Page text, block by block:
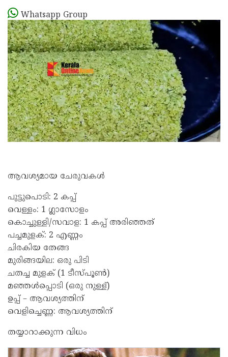
Whatsapp Group
ആവശ്യമായ ചേരുവകൾ
പുട്ടുപൊടി: 2 കപ്പ്
വെള്ളം: 1 ഗ്ലാസോളം
കൊച്ചുള്ളി/സവാള: 1 കപ്പ് അരിഞ്ഞത്
പച്ചമുളക്: 2 എണ്ണം
ചിരകിയ തേങ്ങ
മുരിങ്ങയില: ഒരു പിടി
ചതച്ച മുളക് (1 ടീസ്പൂൺ)
മഞ്ഞൾപ്പൊടി (ഒരു നുള്ള്)
ഉപ്പ് – ആവശ്യത്തിന്
വെളിച്ചെണ്ണ: ‌ആവശ്യത്തിന്
തയ്യാറാക്കുന്ന വിധം